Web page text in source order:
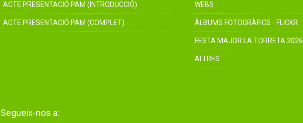
ACTE PRESENTACIÓ PAM (INTRODUCCIÓ)
ACTE PRESENTACIÓ PAM (COMPLET)
WEBS
ÀLBUMS FOTOGRÀFICS - FLICKR
FESTA MAJOR LA TORRETA 2026
ALTRES
Segueix-nos a: